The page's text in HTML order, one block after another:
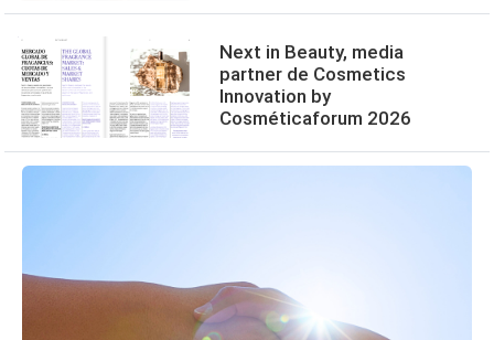
Next in Beauty, media
partner de Cosmetics
Innovation by
Cosméticaforum 2026